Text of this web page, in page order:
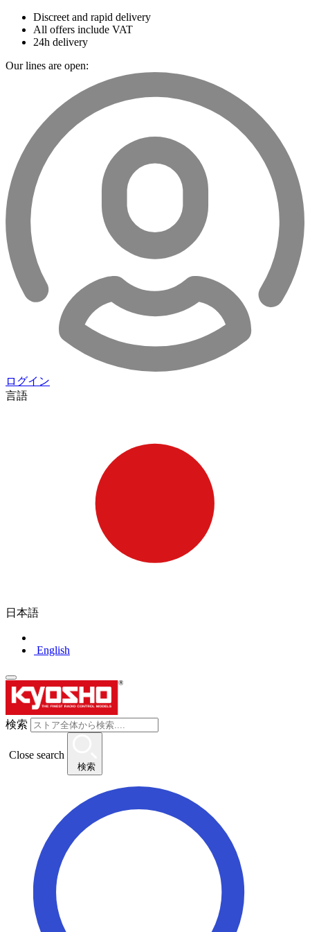
Discreet and rapid delivery
All offers include VAT
24h delivery
Our lines are open:
ログイン
言語
日本語
English
検索
Close search
検索